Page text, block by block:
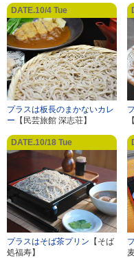
DATE.10/4 Tue
プラスは板長のまかないカレ
ー 【民芸旅館 深志荘】
DATE.10/18 Tue
プラスはそば茶プリン 【そば
処福寿】